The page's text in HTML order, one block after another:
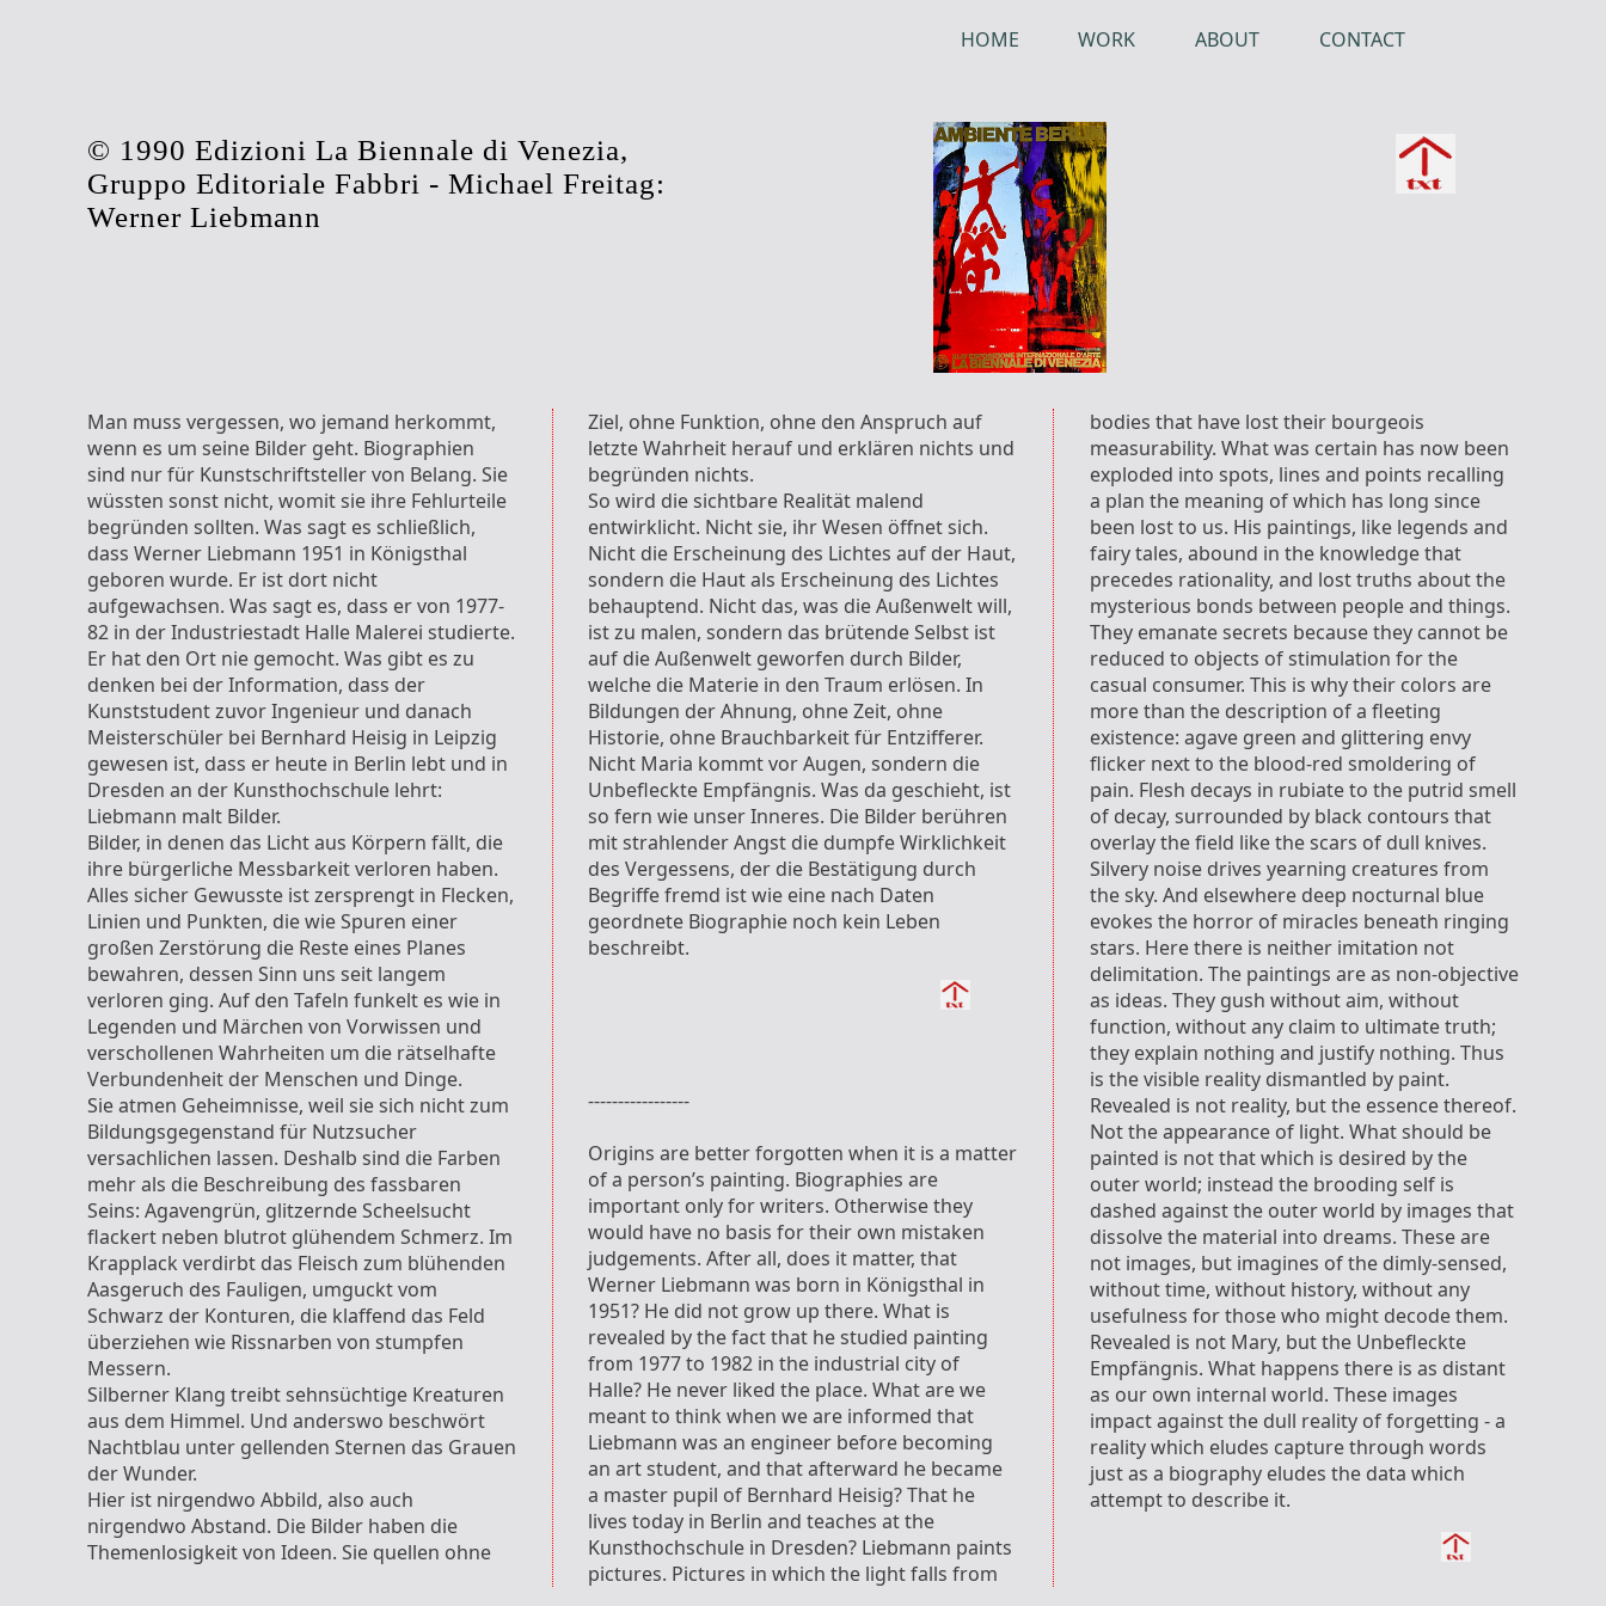
CONTACT
ABOUT
WORK
HOME
© 1990 Edizioni La Biennale di Venezia,
Gruppo Editoriale Fabbri - Michael Freitag:
Werner Liebmann
Man muss vergessen, wo jemand herkommt,
wenn es um seine Bilder geht. Biographien
sind nur für Kunstschriftsteller von Belang. Sie
wüssten sonst nicht, womit sie ihre Fehlurteile
begründen sollten. Was sagt es schließlich,
dass Werner Liebmann 1951 in Königsthal
geboren wurde. Er ist dort nicht
aufgewachsen. Was sagt es, dass er von 1977-
82 in der Industriestadt Halle Malerei studierte.
Er hat den Ort nie gemocht. Was gibt es zu
denken bei der Information, dass der
Kunststudent zuvor Ingenieur und danach
Meisterschüler bei Bernhard Heisig in Leipzig
gewesen ist, dass er heute in Berlin lebt und in
Dresden an der Kunsthochschule lehrt:
Liebmann malt Bilder.
Bilder, in denen das Licht aus Körpern fällt, die
ihre bürgerliche Messbarkeit verloren haben.
Alles sicher Gewusste ist zersprengt in Flecken,
Linien und Punkten, die wie Spuren einer
großen Zerstörung die Reste eines Planes
bewahren, dessen Sinn uns seit langem
verloren ging. Auf den Tafeln funkelt es wie in
Legenden und Märchen von Vorwissen und
verschollenen Wahrheiten um die rätselhafte
Verbundenheit der Menschen und Dinge.
Sie atmen Geheimnisse, weil sie sich nicht zum
Bildungsgegenstand für Nutzsucher
versachlichen lassen. Deshalb sind die Farben
mehr als die Beschreibung des fassbaren
Seins: Agavengrün, glitzernde Scheelsucht
flackert neben blutrot glühendem Schmerz. Im
Krapplack verdirbt das Fleisch zum blühenden
Aasgeruch des Fauligen, umguckt vom
Schwarz der Konturen, die klaffend das Feld
überziehen wie Rissnarben von stumpfen
Messern.
Silberner Klang treibt sehnsüchtige Kreaturen
aus dem Himmel. Und anderswo beschwört
Nachtblau unter gellenden Sternen das Grauen
der Wunder.
Hier ist nirgendwo Abbild, also auch
nirgendwo Abstand. Die Bilder haben die
Themenlosigkeit von Ideen. Sie quellen ohne
Ziel, ohne Funktion, ohne den Anspruch auf
letzte Wahrheit herauf und erklären nichts und
begründen nichts.
So wird die sichtbare Realität malend
entwirklicht. Nicht sie, ihr Wesen öffnet sich.
Nicht die Erscheinung des Lichtes auf der Haut,
sondern die Haut als Erscheinung des Lichtes
behauptend. Nicht das, was die Außenwelt will,
ist zu malen, sondern das brütende Selbst ist
auf die Außenwelt geworfen durch Bilder,
welche die Materie in den Traum erlösen. In
Bildungen der Ahnung, ohne Zeit, ohne
Historie, ohne Brauchbarkeit für Entzifferer.
Nicht Maria kommt vor Augen, sondern die
Unbefleckte Empfängnis. Was da geschieht, ist
so fern wie unser Inneres. Die Bilder berühren
mit strahlender Angst die dumpfe Wirklichkeit
des Vergessens, der die Bestätigung durch
Begriffe fremd ist wie eine nach Daten
geordnete Biographie noch kein Leben
beschreibt.
-----------------
Origins are better forgotten when it is a matter
of a person’s painting. Biographies are
important only for writers. Otherwise they
would have no basis for their own mistaken
judgements. After all, does it matter, that
Werner Liebmann was born in Königsthal in
1951? He did not grow up there. What is
revealed by the fact that he studied painting
from 1977 to 1982 in the industrial city of
Halle? He never liked the place. What are we
meant to think when we are informed that
Liebmann was an engineer before becoming
an art student, and that afterward he became
a master pupil of Bernhard Heisig? That he
lives today in Berlin and teaches at the
Kunsthochschule in Dresden? Liebmann paints
pictures. Pictures in which the light falls from
bodies that have lost their bourgeois
measurability. What was certain has now been
exploded into spots, lines and points recalling
a plan the meaning of which has long since
been lost to us. His paintings, like legends and
fairy tales, abound in the knowledge that
precedes rationality, and lost truths about the
mysterious bonds between people and things.
They emanate secrets because they cannot be
reduced to objects of stimulation for the
casual consumer. This is why their colors are
more than the description of a fleeting
existence: agave green and glittering envy
flicker next to the blood-red smoldering of
pain. Flesh decays in rubiate to the putrid smell
of decay, surrounded by black contours that
overlay the field like the scars of dull knives.
Silvery noise drives yearning creatures from
the sky. And elsewhere deep nocturnal blue
evokes the horror of miracles beneath ringing
stars. Here there is neither imitation not
delimitation. The paintings are as non-objective
as ideas. They gush without aim, without
function, without any claim to ultimate truth;
they explain nothing and justify nothing. Thus
is the visible reality dismantled by paint.
Revealed is not reality, but the essence thereof.
Not the appearance of light. What should be
painted is not that which is desired by the
outer world; instead the brooding self is
dashed against the outer world by images that
dissolve the material into dreams. These are
not images, but imagines of the dimly-sensed,
without time, without history, without any
usefulness for those who might decode them.
Revealed is not Mary, but the Unbefleckte
Empfängnis. What happens there is as distant
as our own internal world. These images
impact against the dull reality of forgetting - a
reality which eludes capture through words
just as a biography eludes the data which
attempt to describe it.